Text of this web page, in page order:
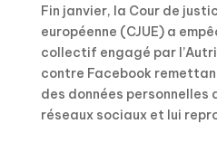
Fin janvier, la Cour de
européenne (CJUE) a
collectif engagé par
contre Facebook
des données personnelles
réseaux sociaux et lui